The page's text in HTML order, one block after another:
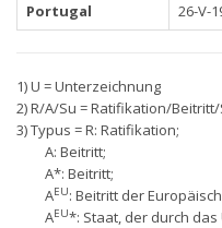
Portugal
26-V-
1) U = Unterzeichnung
2) R/A/Su = Ratifikation/
3) Typus = R: Ratifikation;
A: Beitritt;
A*: Beitritt;
AEU: Beitritt der
AEU*: Staat, der durch